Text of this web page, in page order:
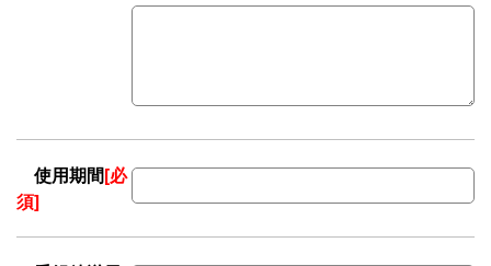
使用期間[必
須]